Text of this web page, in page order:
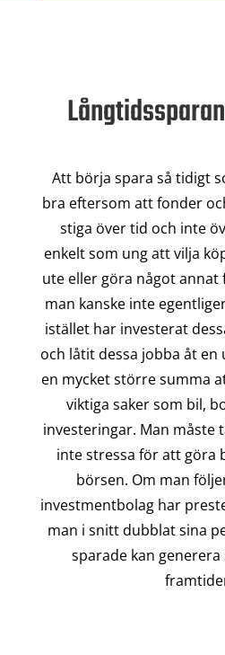
Att börja spara så tidigt
bra eftersom att fonder
stiga över tid och inte
enkelt som ung att vilja
ute eller göra något annat
man kanske inte
istället har investerat
och låtit dessa jobba åt en
en mycket större summa
viktiga saker som bil,
investeringar. Man måste
inte stressa för att göra
börsen. Om man
investmentbolag har
man i snitt dubblat sina
sparade kan